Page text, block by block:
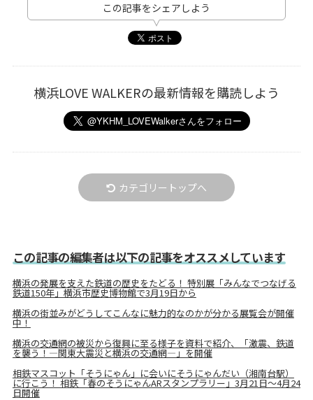
この記事をシェアしよう
横浜LOVE WALKERの最新情報を購読しよう
カテゴリートップへ
この記事の編集者は以下の記事をオススメしています
横浜の発展を支えた鉄道の歴史をたどる！ 特別展「みんなでつなげる
鉄道150年」横浜市歴史博物館で3月19日から
横浜の街並みがどうしてこんなに魅力的なのかが分かる展覧会が開催
中！
横浜の交通網の被災から復興に至る様子を資料で紹介、「激震、鉄道
を襲う！―関東大震災と横浜の交通網―」を開催
相鉄マスコット「そうにゃん」に会いにそうにゃんだい（湘南台駅）
に行こう！ 相鉄「春のそうにゃんARスタンプラリー」3月21日～4月24
日開催